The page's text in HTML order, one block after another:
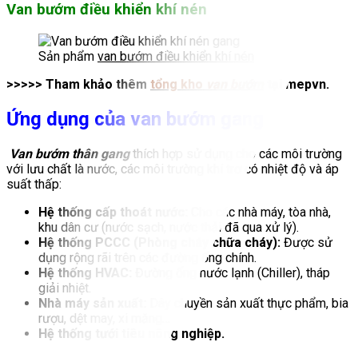
Van bướm điều khiển khí nén
Sản phẩm van bướm điều khiển khí nén
>>>>> Tham khảo thêm tổng kho tại mepvn.
Ứng dụng của van bướm gang
Van bướm thân gangthích hợp sử dụng cho các môi trường
với lưu chất là nước, các môi trường khí trơ có nhiệt độ và áp
suất thấp:
Hệ thống cấp thoát nước:
Cho các nhà máy, tòa nhà,
khu dân cư (nước sạch, nước thải đã qua xử lý).
Hệ thống PCCC (Phòng cháy chữa cháy): Được sử
dụng rộng rãi trên các đường ống chính.
Hệ thống HVAC:
Đường ống nước lạnh (Chiller), tháp
giải nhiệt.
Nhà máy sản xuất:
Dây chuyền sản xuất thực phẩm, bia
rượu, dệt may, xi măng…
Hệ thống tưới tiêu nông nghiệp.